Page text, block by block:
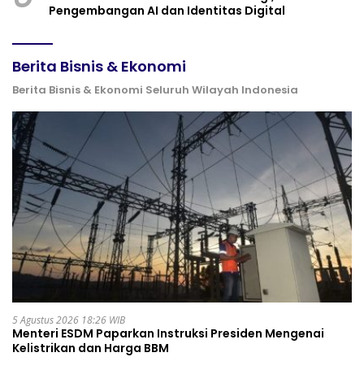
Pengembangan AI dan Identitas Digital
Berita Bisnis & Ekonomi
Berita Bisnis & Ekonomi Seluruh Wilayah Indonesia
5 Agustus 2026 18:26 WIB
Menteri ESDM Paparkan Instruksi Presiden Mengenai
Kelistrikan dan Harga BBM